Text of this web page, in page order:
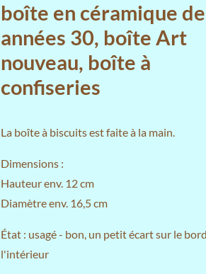
boîte en céramique
années 30, boîte Art
nouveau, boîte à
confiseries
La boîte à biscuits est faite à la main.
Dimensions :
Hauteur env. 12 cm
Diamètre env. 16,5 cm
État : usagé - bon, un petit écart sur le
l'intérieur